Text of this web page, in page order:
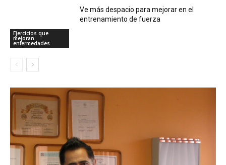
Ejercicios que
mejoran
enfermedades
Ve más despacio para mejorar en el
entrenamiento de fuerza